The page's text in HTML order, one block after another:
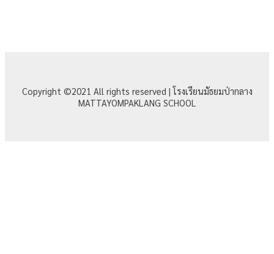
Copyright ©2021 All rights reserved | โรงเรียนมัธยมป่ากลาง
MATTAYOMPAKLANG SCHOOL